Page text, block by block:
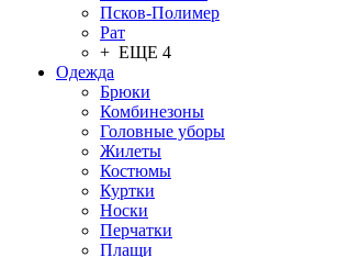
Псков-Полимер
Рат
+ ЕЩЕ 4
Одежда
Брюки
Комбинезоны
Головные уборы
Жилеты
Костюмы
Куртки
Носки
Перчатки
Плащи